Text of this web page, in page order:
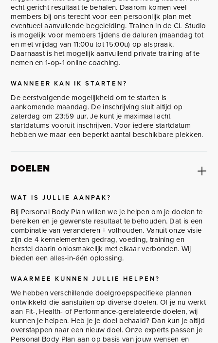
echt gericht resultaat te behalen. Daarom komen veel
members bij ons terecht voor een persoonlijk plan met
eventueel aanvullende begeleiding. Trainen in de CL Studio
is mogelijk voor members tijdens de daluren (maandag tot
en met vrijdag van 11:00u tot 15:00u) op afspraak.
Daarnaast is het mogelijk aanvullend private training af te
nemen en 1-op-1 online coaching.
WANNEER KAN IK STARTEN?
De eerstvolgende mogelijkheid om te starten is
aankomende maandag. De inschrijving sluit altijd op
zaterdag om 23:59 uur. Je kunt je maximaal acht
startdatums vooruit inschrijven. Voor iedere startdatum
hebben we maar een beperkt aantal beschikbare plekken.
DOELEN
WAT IS JULLIE AANPAK?
Bij Personal Body Plan willen we je helpen om je doelen te
bereiken en je gewenste resultaat te behouden. Dat is een
combinatie van veranderen + volhouden. Vanuit onze visie
zijn de 4 kernelementen gedrag, voeding, training en
herstel daarin onlosmakelijk met elkaar verbonden. Wij
bieden een alles-in-één oplossing.
WAARMEE KUNNEN JULLIE HELPEN?
We hebben verschillende doelgroepspecifieke plannen
ontwikkeld die aansluiten op diverse doelen. Of je nu werkt
aan Fit-, Health- of Performance-gerelateerde doelen, wij
kunnen je helpen. Heb je je doel behaald? Dan kun je altijd
overstappen naar een nieuw doel. Onze experts passen je
Personal Body Plan aan op basis van jouw wensen en